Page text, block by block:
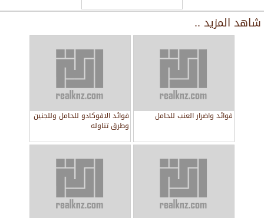
شاهد المزيد ..
فوائد واضرار العنب للحامل فوائد الافوكادو للحامل وللجنين
وطرق تناوله